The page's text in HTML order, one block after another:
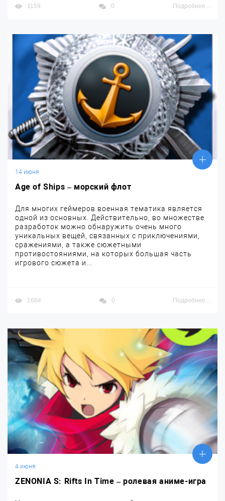
1159 0 Подробнее...
14 июня
Age of Ships – морский флот
Для многих геймеров военная тематика является
одной из основных. Действительно, во множестве
разработок можно обнаружить очень много
уникальных вещей, связанных с приключениями,
сражениями, а также сюжетными
противостояниями, на которых большая часть
игрового сюжета и...
1684 0 Подробнее...
4 июня
ZENONIA S: Rifts In Time – ролевая аниме-игра